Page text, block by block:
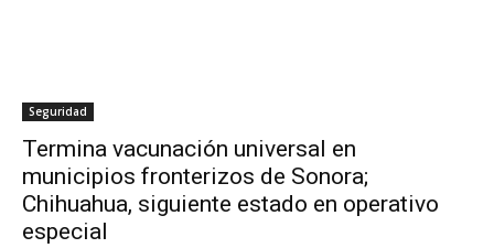
Seguridad
Termina vacunación universal en
municipios fronterizos de Sonora;
Chihuahua, siguiente estado en operativo
especial